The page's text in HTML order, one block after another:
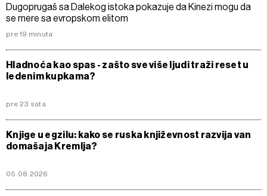
Dugoprugaš sa Dalekog istoka pokazuje da Kinezi mogu da
se mere sa evropskom elitom
pre 19 minuta
Hladnoća kao spas - zašto sve više ljudi traži reset u
ledenim kupkama?
pre 23 sata
Knjige u egzilu: kako se ruska književnost razvija van
domašaja Kremlja?
05.08.2026